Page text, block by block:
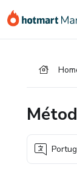
para
para
para